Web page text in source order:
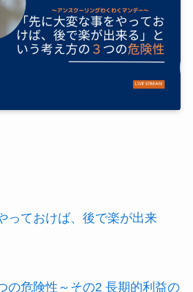
っておけば、後で楽が出来
の危険性～その2 長期的利益の